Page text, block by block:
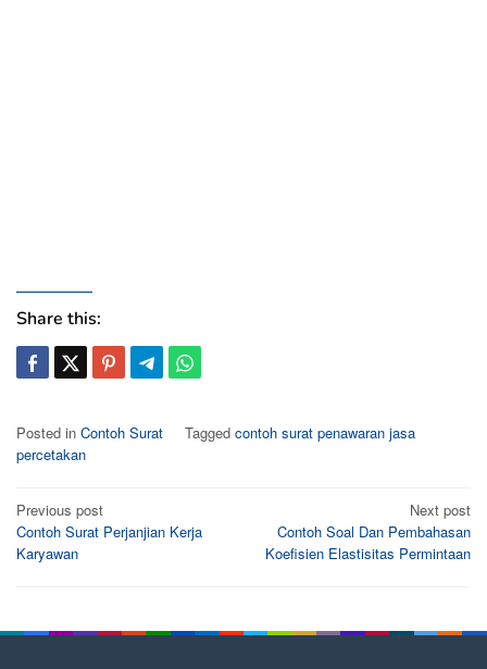
Share this:
Posted in Contoh Surat Tagged contoh surat penawaran jasa
percetakan
Post
navigation
Previous post
Contoh Surat Perjanjian Kerja
Karyawan
Next post
Contoh Soal Dan Pembahasan
Koefisien Elastisitas Permintaan